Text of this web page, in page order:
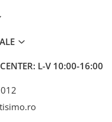
L-V 10:00-16:00